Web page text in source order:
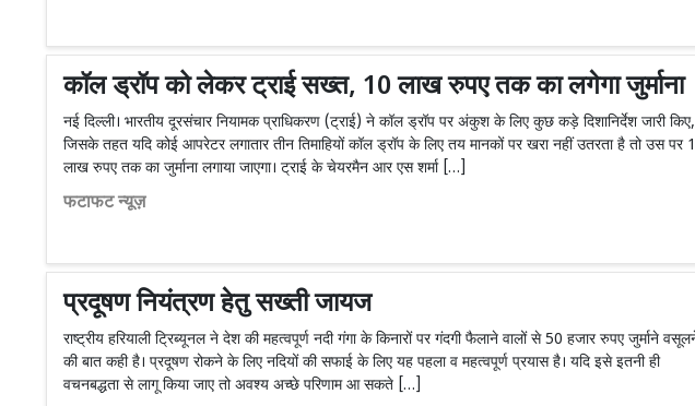
कॉल ड्रॉप को लेकर ट्राई सख्त, 10 लाख रुपए तक का लगेगा जुर्माना
नई दिल्ली। भारतीय दूरसंचार नियामक प्राधिकरण (ट्राई) ने कॉल ड्रॉप पर अंकुश के लिए कुछ कड़े दिशानिर्देश जारी किए,
जिसके तहत यदि कोई आपरेटर लगातार तीन तिमाहियों कॉल ड्रॉप के लिए तय मानकों पर खरा नहीं उतरता है तो उस पर
लाख रुपए तक का जुर्माना लगाया जाएगा। ट्राई के चेयरमैन आर एस शर्मा […]
फटाफट न्यूज़
प्रदूषण नियंत्रण हेतु सख्ती जायज
राष्ट्रीय हरियाली ट्रिब्यूनल ने देश की महत्वपूर्ण नदी गंगा के किनारों पर गंदगी फैलाने वालों से 50 हजार रुपए जुर्माने
की बात कही है। प्रदूषण रोकने के लिए नदियों की सफाई के लिए यह पहला व महत्वपूर्ण प्रयास है। यदि इसे इतनी ही
वचनबद्धता से लागू किया जाए तो अवश्य अच्छे परिणाम आ सकते […]